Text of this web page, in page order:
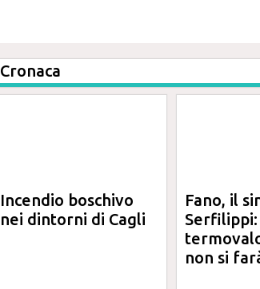
Cronaca
Incendio boschivo
nei dintorni di Cagli
Fano, il
non si